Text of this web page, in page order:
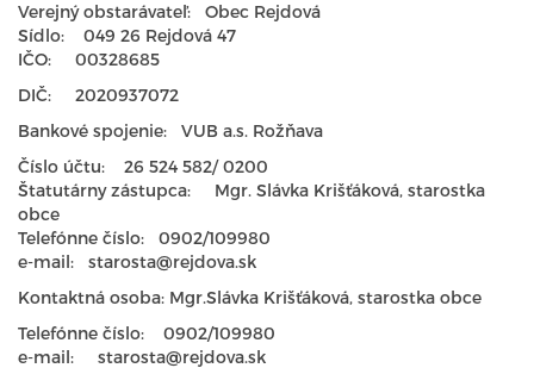
Verejný obstarávateľ: Obec Rejdová
Sídlo: 049 26 Rejdová 47
IČO: 00328685
DIČ: 2020937072
Bankové spojenie: VUB a.s. Rožňava
Číslo účtu: 26 524 582/ 0200
Štatutárny zástupca: Mgr. Slávka Krišťáková, starostka
obce
Telefónne číslo: 0902/109980
e-mail: starosta@rejdova.sk
Kontaktná osoba: Mgr.Slávka Krišťáková, starostka obce
Telefónne číslo: 0902/109980
e-mail: starosta@rejdova.sk